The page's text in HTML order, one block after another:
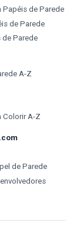
Papéis de Parede
de Parede
Parede
A-Z
Colorir A-Z
de Parede